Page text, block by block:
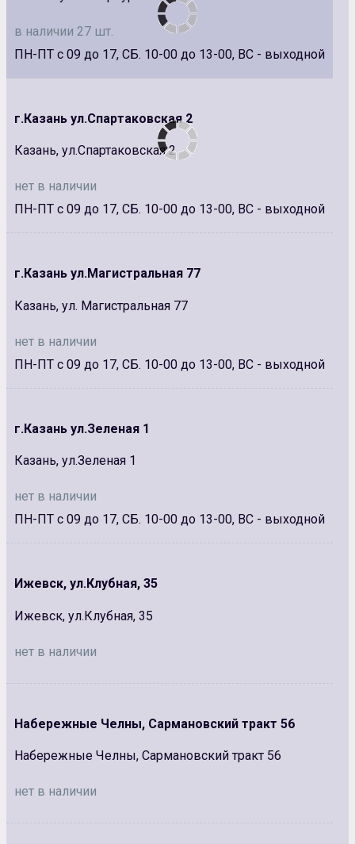
в наличии 27 шт.
ПН-ПТ с 09 до 17, СБ. 10-00 до 13-00, ВС - выходной
г.Казань ул.Спартаковская 2
Казань, ул.Спартаковская 2
нет в наличии
ПН-ПТ с 09 до 17, СБ. 10-00 до 13-00, ВС - выходной
г.Казань ул.Магистральная 77
Казань, ул. Магистральная 77
нет в наличии
ПН-ПТ с 09 до 17, СБ. 10-00 до 13-00, ВС - выходной
г.Казань ул.Зеленая 1
Казань, ул.Зеленая 1
нет в наличии
ПН-ПТ с 09 до 17, СБ. 10-00 до 13-00, ВС - выходной
Ижевск, ул.Клубная, 35
Ижевск, ул.Клубная, 35
нет в наличии
Набережные Челны, Сармановский тракт 56
Набережные Челны, Сармановский тракт 56
нет в наличии